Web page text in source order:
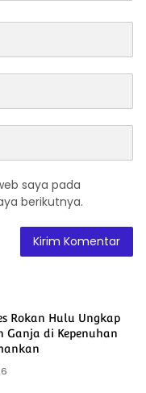
saya pada
berikutnya.
Rokan Hulu Ungkap
Ganja di Kepenuhan